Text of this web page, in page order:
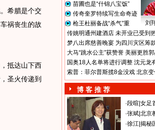
希腊是个交
祸丧生的故
抵达山下西
圣火传递到
苗圃也是“什锦八宝饭”
传奇奎罗特续写生命奇迹
枪王杜丽备战“杀气”重
刘
传姚明通州建酒店 未开业已受到
梦八出席慈善晚宴 为四川灾区筹
大马“跳水公主”获赞誉 美丽更胜
国奥18人名单将进行调整 沈元龙
索普：菲尔普斯揽8金没戏 北京
博 客 推 荐
·段暄 女足
·张斌 北京
·徐江 揭秘